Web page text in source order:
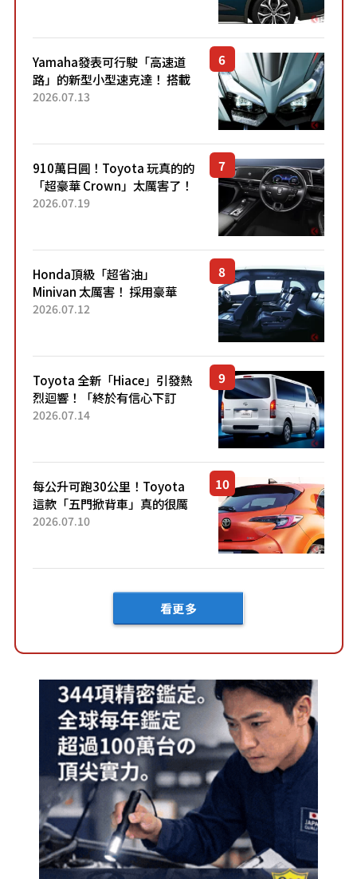
Yamaha發表可行駛「高速道
路」的新型小型速克達！ 搭載
能享受超強勁「渦輪感」的動
2026.07.13
910萬日圓！Toyota 玩真的的
「超豪華 Crown」太厲害了！
採用由「匠人技藝」打造的
2026.07.19
Honda頂級「超省油」
Minivan 太厲害！ 採用豪華
「真皮座椅」與專屬「黑色內
「三...
2026.07.12
Toyota 全新「Hiace」引發熱
烈迴響！「終於有信心下訂
了！」「哪個等級交車最
車？...
2026.07.14
每公升可跑30公里！Toyota
這款「五門掀背車」真的很厲
害！ 擁有全長4.3公尺的「剛剛
2026.07.10
看更多